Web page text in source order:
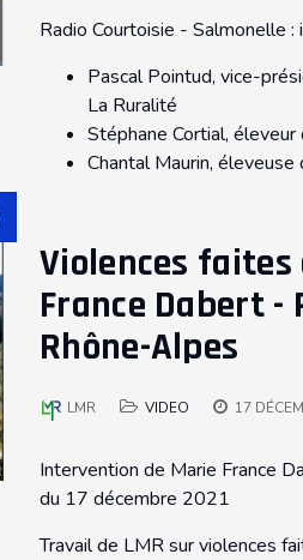
Radio Courtoisie - Salmonelle
Pascal Pointud, vice-
La Ruralité
Stéphane Cortial,
Chantal Maurin,
Violences
France Dabert -
Rhône-Alpes
LMR VIDEO 17
Intervention de Marie France
du 17 décembre 2021
Travail de LMR sur violences